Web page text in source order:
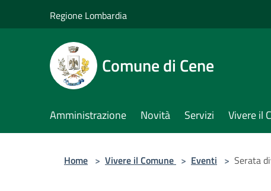
Regione Lombardia
Comune di Cene
Amministrazione Novità Servizi Vivere il
Home > Vivere il Comune > Eventi > Serata